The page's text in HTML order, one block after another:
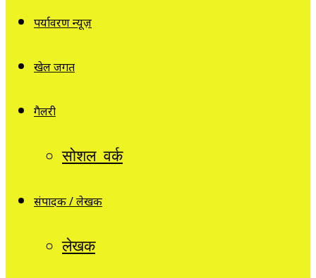
पर्यावरण न्यूज़
खेल जगत
गैलरी
सोशल वर्क
संपादक / लेखक
लेखक